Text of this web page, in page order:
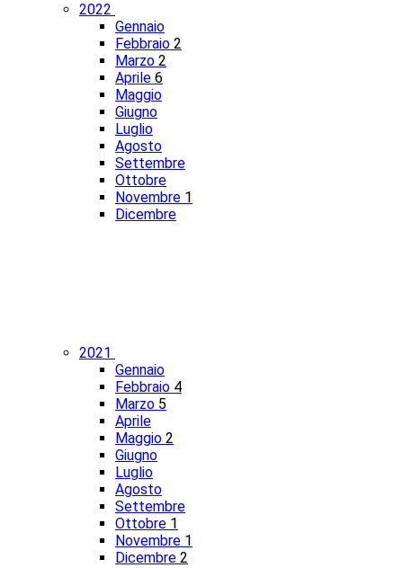
2022
Gennaio
Febbraio 2
Marzo 2
Aprile 6
Maggio
Giugno
Luglio
Agosto
Settembre
Ottobre
Novembre 1
Dicembre
2021
Gennaio
Febbraio 4
Marzo 5
Aprile
Maggio 2
Giugno
Luglio
Agosto
Settembre
Ottobre 1
Novembre 1
Dicembre 2